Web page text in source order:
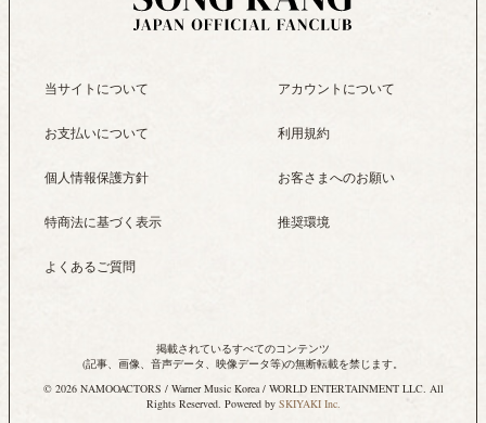
当サイトについて アカウントについて
お支払いについて 利用規約
個人情報保護方針 お客さまへのお願い
特商法に基づく表示 推奨環境
よくあるご質問
掲載されているすべてのコンテンツ
(記事、画像、音声データ、映像データ等)の無断転載を禁じます。
© 2026 NAMOOACTORS / Warner Music Korea / WORLD ENTERTAINMENT LLC. All
Rights Reserved. Powered by SKIYAKI Inc.